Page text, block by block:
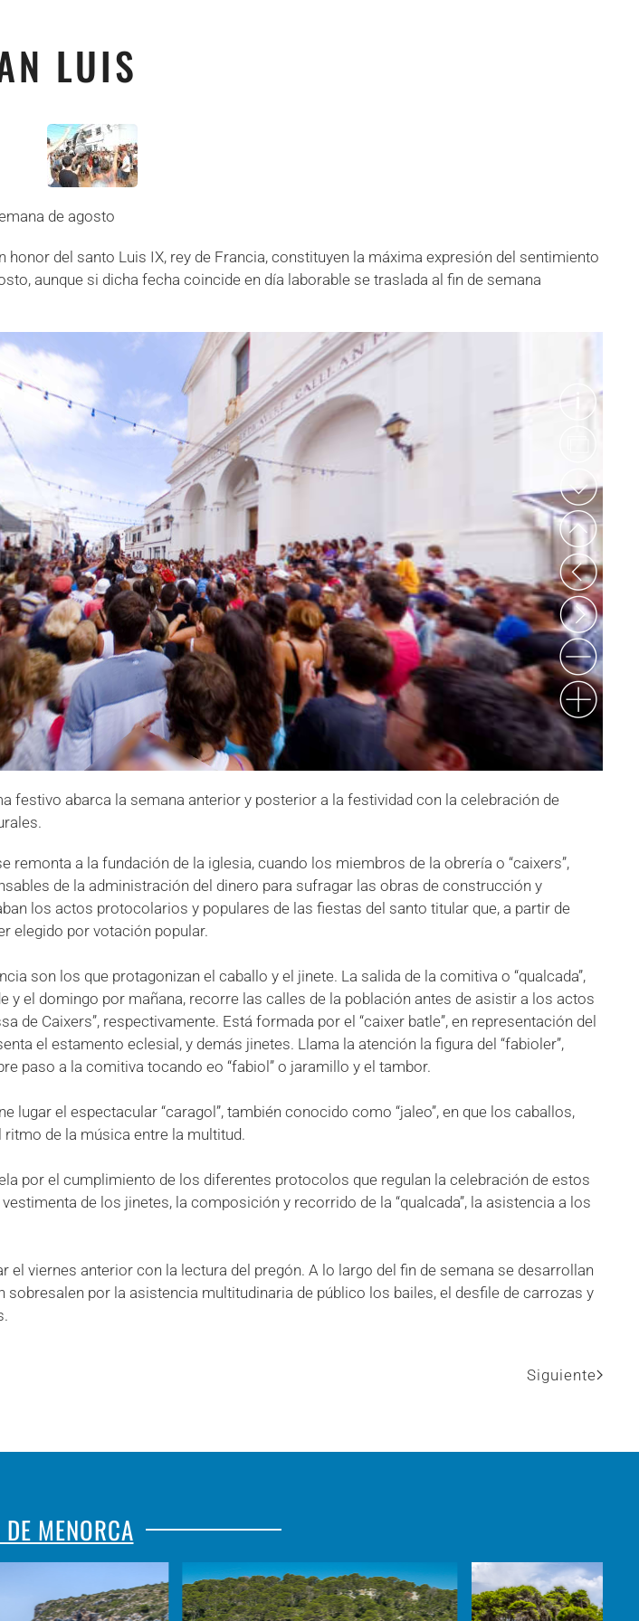
LUIS
de agosto
honor del santo Luis IX, rey de Francia, constituyen la máxima expresión del sentimiento
aunque si dicha fecha coincide en día laborable se traslada al fin de semana
festivo abarca la semana anterior y posterior a la festividad con la celebración de
remonta a la fundación de la iglesia, cuando los miembros de la obrería o “caixers”,
de la administración del dinero para sufragar las obras de construcción y
los actos protocolarios y populares de las fiestas del santo titular que, a partir de
elegido por votación popular.
son los que protagonizan el caballo y el jinete. La salida de la comitiva o “qualcada”,
y el domingo por mañana, recorre las calles de la población antes de asistir a los actos
de Caixers”, respectivamente. Está formada por el “caixer batle”, en representación del
el estamento eclesial, y demás jinetes. Llama la atención la figura del “fabioler”,
paso a la comitiva tocando eo “fabiol” o jaramillo y el tambor.
lugar el espectacular “caragol”, también conocido como “jaleo”, en que los caballos,
de la música entre la multitud.
por el cumplimiento de los diferentes protocolos que regulan la celebración de estos
de los jinetes, la composición y recorrido de la “qualcada”, la asistencia a los
el viernes anterior con la lectura del pregón. A lo largo del fin de semana se desarrollan
sobresalen por la asistencia multitudinaria de público los bailes, el desfile de carrozas y
Siguiente
MENORCA